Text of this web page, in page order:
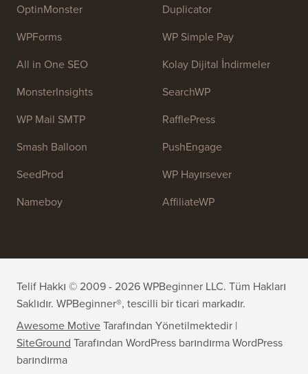
OptinMonster
WPForms
All in One SEO
MonsterInsights
WP Mail SMTP
Smash Balloon
SeedProd
Nameboy
Duplicator
WP Simple Pay
Kolay Dijital İndirmeler
SearchWP
RafflePress
PushEngage
WP Hayırsever
AffiliateWP
Telif Hakkı © 2009 - 2026 WPBeginner LLC. Tüm Hakları
Saklıdır. WPBeginner®, tescilli bir ticari markadır.
Awesome MotiveTarafından Yönetilmektedir |
SiteGround Tarafından WordPress barındırmaWordPress
barındırma